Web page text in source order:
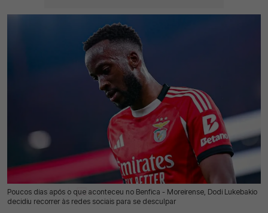
Poucos dias após o que aconteceu no Benfica - Moreirense, Dodi Lukebakio
decidiu recorrer às redes sociais para se desculpar
28 Abr 2026 | 17:07 | 0